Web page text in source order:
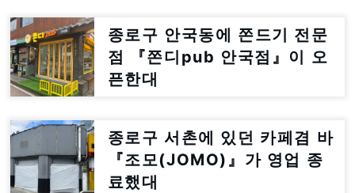
종로구 안국동에 쫀드기 전문
점 『쫀디pub 안국점』이 오
픈한대
종로구 서촌에 있던 카페겸 바
『조모(JOMO)』가 영업 종
료했대